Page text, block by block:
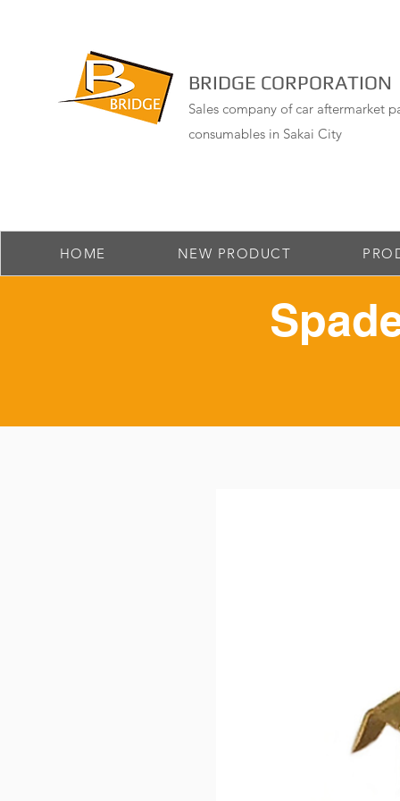
BRIDGE CORPORATION
Sales company of car aftermarket
consumables in Sakai City
HOME NEW PRODUCT